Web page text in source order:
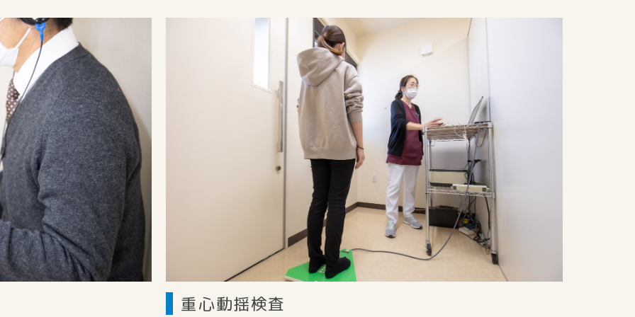
重心動揺検査